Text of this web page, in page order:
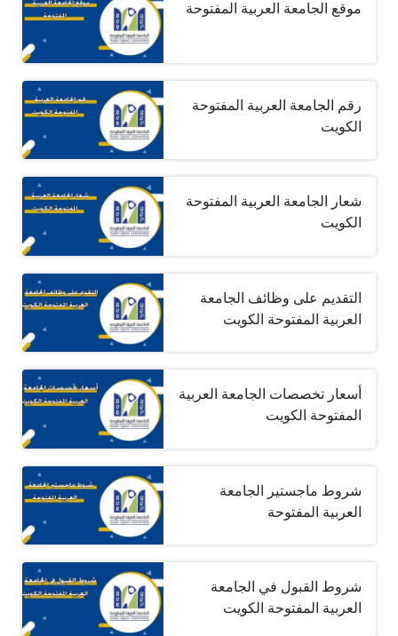
موقع الجامعة العربية المفتوحة
رقم الجامعة العربية المفتوحة
الكويت
شعار الجامعة العربية المفتوحة
الكويت
التقديم على وظائف الجامعة
العربية المفتوحة الكويت
أسعار تخصصات الجامعة العربية
المفتوحة الكويت
شروط ماجستير الجامعة
العربية المفتوحة
شروط القبول في الجامعة
العربية المفتوحة الكويت